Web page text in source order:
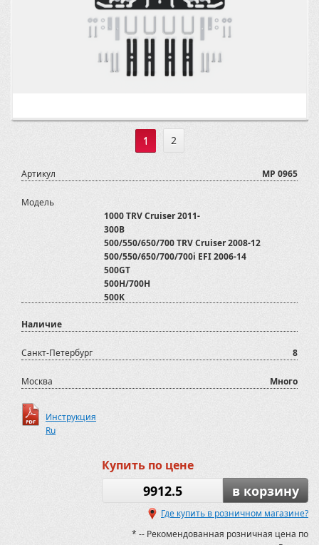
1 2
Артикул MP 0965
Модель
1000 TRV Cruiser 2011-
300B
500/550/650/700 TRV Cruiser 2008-12
500/550/650/700/700i EFI 2006-14
500GT
500H/700H
500K
ATV500
Arctic Cat
Assailant 800
Assailant 800
BLADE 1000 LTX EPS 2022-
BLADE 600 LTX EPS
BLADE 600 LTX EPS 2022-
Наличие
Санкт-Петербург 8
Москва Много
Инструкция
Ru
Купить по цене
9912.5 в корзину
Где купить в розничном магазине?
* -- Рекомендованная розничная цена по